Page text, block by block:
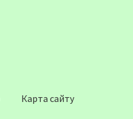
Карта сайту